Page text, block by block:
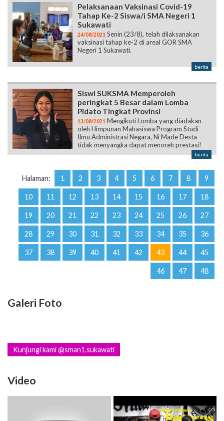
Pelaksanaan Vaksinasi Covid-19
Tahap Ke-2 Siswa/i SMA Negeri 1
Sukawati
24/08/2021 Senin (23/8), telah dilaksanakan
vaksinasi tahap ke-2 di areal GOR SMA
Negeri 1 Sukawati.
berita
Siswi SUKSMA Memperoleh
peringkat 5 Besar dalam Lomba
Pidato Tingkat Provinsi
13/08/2021 Mengikuti Lomba yang diadakan
oleh Himpunan Mahasiswa Program Studi
Ilmu Administrasi Negara, Ni Made Desta
tidak menyangka dapat menoreh prestasi!
berita
Halaman: 1 2 3 4 5 6 7 8 9
10 11 12 13 14 15 16 17 18
19 20 21 22 23 24 25 26 27
28 29 30 31 32 33 34 35 36
37 38 39 40 41 42 43 44 45
46 47 48
Galeri Foto
Kunjungi kami @sman1.sukawati
Video